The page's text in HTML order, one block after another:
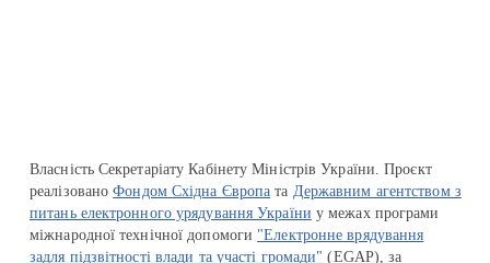
Власність Секретаріату Кабінету Міністрів України. Проєкт
реалізованоФондом Східна Європа та Державним агентством з
питань електронного урядування України у межах програми
міжнародної технічної допомоги "Електронне врядування
задля підзвітності влади та участі громади" (EGAP), за